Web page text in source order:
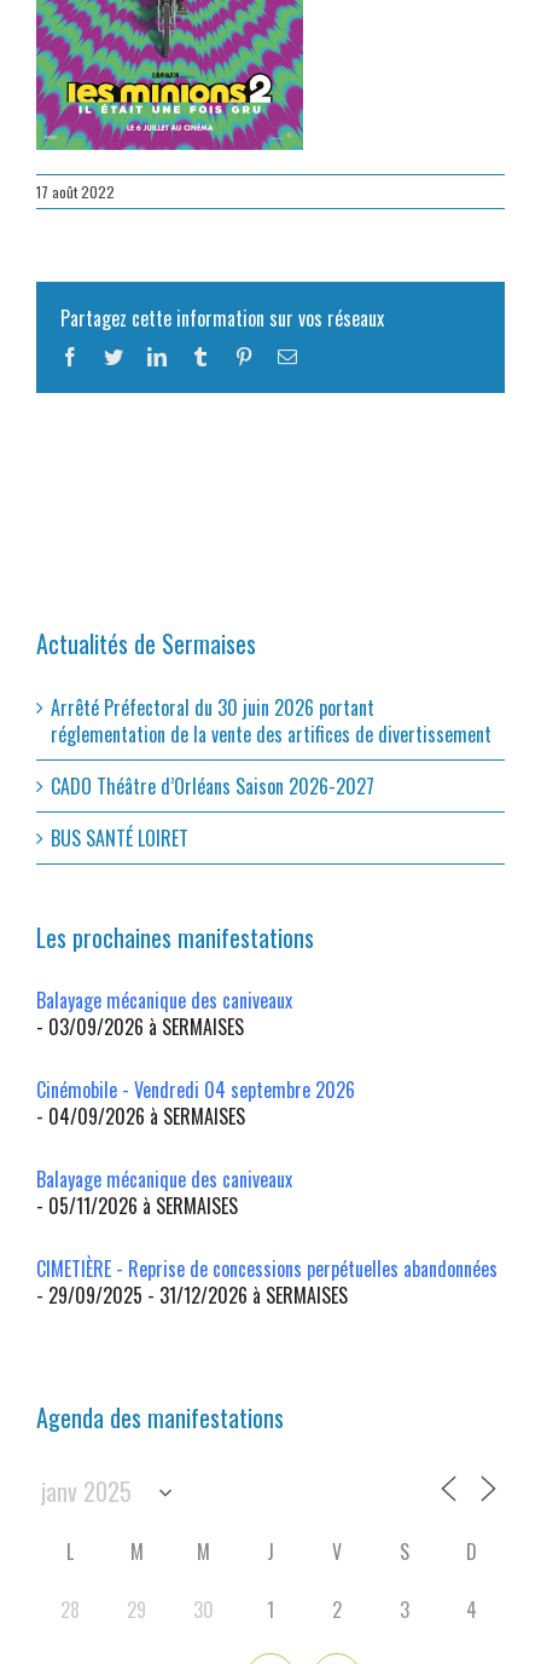
17 août 2022
Partagez cette information sur vos réseaux
Facebook
TwitterLinkedInTumblr PinterestEmail
Actualités de Sermaises
Arrêté Préfectoral du 30 juin 2026 portant
réglementation de la vente des artifices de divertissement
CADO Théâtre d’Orléans Saison 2026-2027
BUS SANTÉ LOIRET
Les prochaines manifestations
Balayage mécanique des caniveaux
- 03/09/2026 à SERMAISES
Cinémobile - Vendredi 04 septembre 2026
- 04/09/2026 à SERMAISES
Balayage mécanique des caniveaux
- 05/11/2026 à SERMAISES
CIMETIÈRE - Reprise de concessions perpétuelles abandonnées
- 29/09/2025 - 31/12/2026 à SERMAISES
Agenda des manifestations
L M M J V S
D
28
29 30 1 2 3 4